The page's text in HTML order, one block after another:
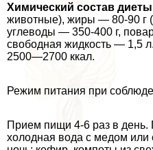
Химический состав диеты
животные), жиры — 80-90 г
углеводы — 350-400 г,
свободная жидкость — 1,5
2500—2700 ккал.
Режим питания при
Прием пищи 4-6 раз в день.
холодная вода с медом или